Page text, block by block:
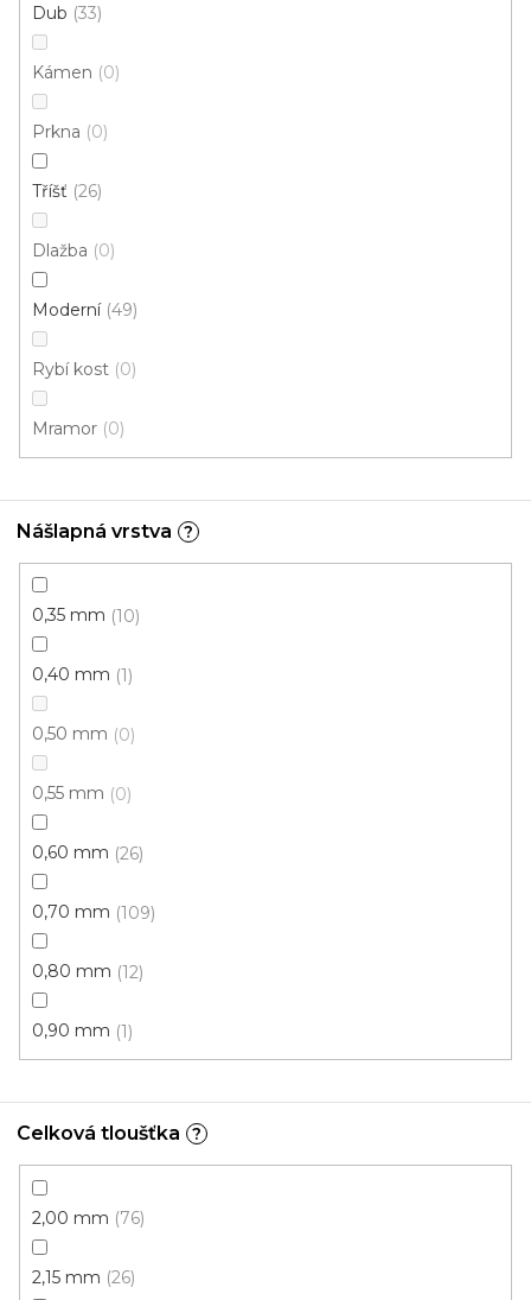
Dub 33
Kámen 0
Prkna 0
Tříšť 26
Dlažba 0
Moderní 49
Rybí kost 0
Mramor 0
Nášlapná vrstva ?
0,35 mm 10
0,40 mm 1
0,50 mm 0
0,55 mm 0
0,60 mm 26
0,70 mm 109
0,80 mm 12
0,90 mm 1
Celková tloušťka ?
2,00 mm 76
2,15 mm 26
PVC podlaha TOPLINE ST3 světle hnědá
Doprodej
od306 Kč
4 m